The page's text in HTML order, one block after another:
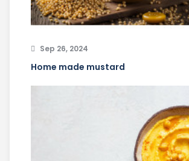
Sep 26, 2024
Home made mustard